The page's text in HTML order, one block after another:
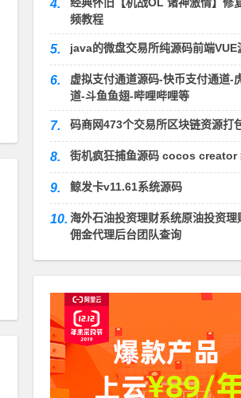
4.
经典怀旧【机战OL 诸神激情】修
频教程
5. java的微盘交易所纯源码前端VUE
6.
虚拟支付通道源码-快币支付通道-
道-斗鱼鱼翅-哔哩哔哩等
7. 码商网473个交易所区块链资源打
8. 街机疯狂捕鱼源码 cocos creator
9. 鲸发卡v11.61系统源码
10. 海外石油投资理财系统原油投资理
佣金代理后台团队查询